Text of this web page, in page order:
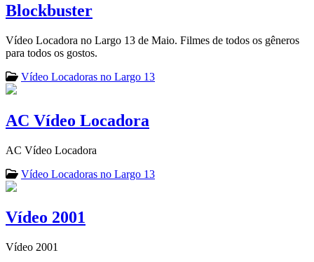
Blockbuster
Vídeo Locadora no Largo 13 de Maio. Filmes de todos os gêneros
para todos os gostos.
Vídeo Locadoras no Largo 13
AC Vídeo Locadora
AC Vídeo Locadora
Vídeo Locadoras no Largo 13
Vídeo 2001
Vídeo 2001